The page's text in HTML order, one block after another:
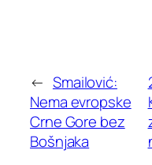
← Smailović:
Nema evropske
Crne Gore bez
Bošnjaka